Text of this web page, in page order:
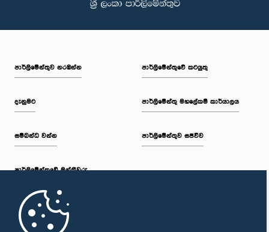
පාර්ලි‌මේන්තුව නරඹන්න
දැනුමට
සම්බන්ධ වන්න
පාර්ලි‌මේන්තුවේ මන්ත්‍රීවරු
මුල් පිටුව
පාර්ලිමේන්තුවේ කටයුතු
පාර්ලිමේන්තු මහලේකම් කාර්යාලය
පාර්ලිමේන්තුව සජීවීව